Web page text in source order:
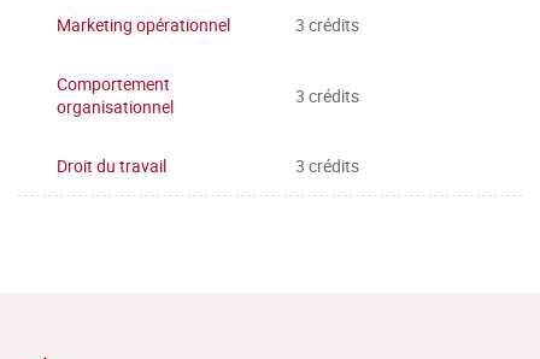
Marketing opérationnel 3 crédits
Comportement
organisationnel
3 crédits
Droit du travail 3 crédits